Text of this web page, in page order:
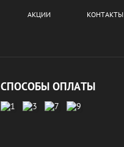
АКЦИИ
КОНТАКТЫ
СПОСОБЫ ОПЛАТЫ